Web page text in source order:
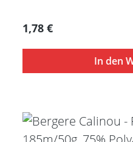
Regulärer Preis:
1,78 €
In den